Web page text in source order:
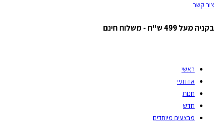
צור קשר
בקניה מעל 499 ש"ח - משלוח חינם
ראשי
אודותיי
חנות
חדש
מבצעים מיוחדים